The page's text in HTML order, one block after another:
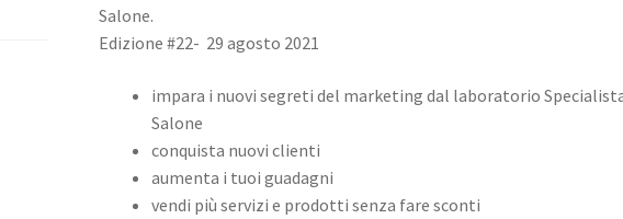
Salone.
Edizione #22- 29 agosto 2021
impara i nuovi segreti del marketing dal laboratorio
Salone
conquista nuovi clienti
aumenta i tuoi guadagni
vendi più servizi e prodotti senza fare sconti